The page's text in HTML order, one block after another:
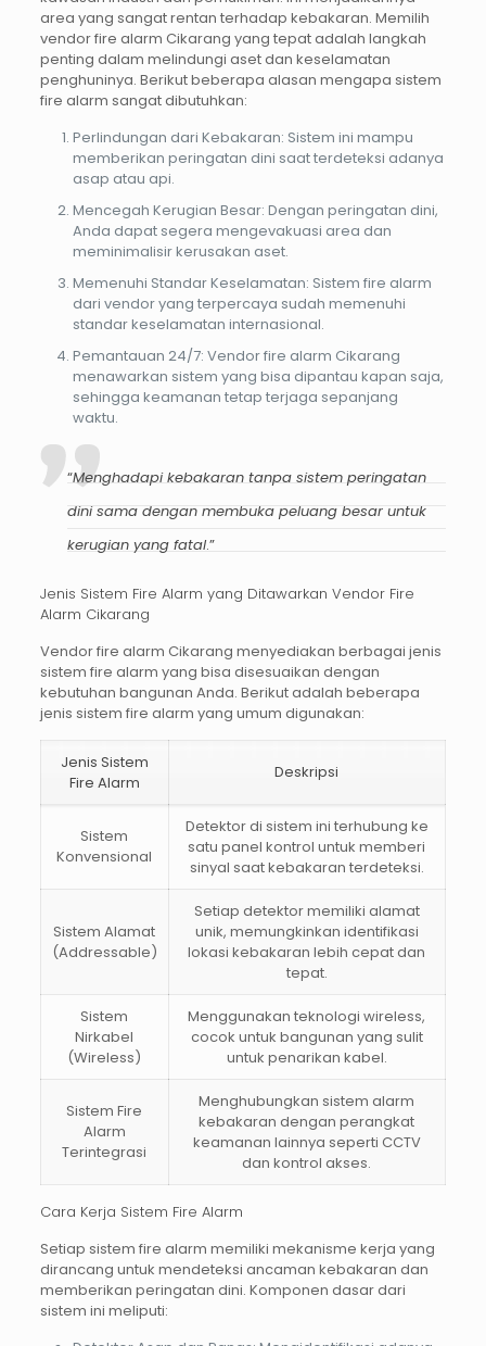
area yang sangat rentan terhadap kebakaran. Memilih
vendor fire alarm Cikarang yang tepat adalah langkah
penting dalam melindungi aset dan keselamatan
penghuninya. Berikut beberapa alasan mengapa sistem
fire alarm sangat dibutuhkan:
Perlindungan dari Kebakaran: Sistem ini mampu
memberikan peringatan dini saat terdeteksi adanya
asap atau api.
Mencegah Kerugian Besar: Dengan peringatan dini,
Anda dapat segera mengevakuasi area dan
meminimalisir kerusakan aset.
Memenuhi Standar Keselamatan: Sistem fire alarm
dari vendor yang terpercaya sudah memenuhi
standar keselamatan internasional.
Pemantauan 24/7: Vendor fire alarm Cikarang
menawarkan sistem yang bisa dipantau kapan saja,
sehingga keamanan tetap terjaga sepanjang
waktu.
“Menghadapi kebakaran tanpa sistem peringatan
dini sama dengan membuka peluang besar untuk
kerugian yang fatal.”
Jenis Sistem Fire Alarm yang Ditawarkan Vendor Fire
Alarm Cikarang
Vendor fire alarm Cikarang menyediakan berbagai jenis
sistem fire alarm yang bisa disesuaikan dengan
kebutuhan bangunan Anda. Berikut adalah beberapa
jenis sistem fire alarm yang umum digunakan:
Jenis Sistem
Fire Alarm
Deskripsi
Sistem
Konvensional
Detektor di sistem ini terhubung ke
satu panel kontrol untuk memberi
sinyal saat kebakaran terdeteksi.
Sistem Alamat
(Addressable)
Setiap detektor memiliki alamat
unik, memungkinkan identifikasi
lokasi kebakaran lebih cepat dan
tepat.
Sistem
Nirkabel
(Wireless)
Menggunakan teknologi wireless,
cocok untuk bangunan yang sulit
untuk penarikan kabel.
Sistem Fire
Alarm
Terintegrasi
Menghubungkan sistem alarm
kebakaran dengan perangkat
keamanan lainnya seperti CCTV
dan kontrol akses.
Cara Kerja Sistem Fire Alarm
Setiap sistem fire alarm memiliki mekanisme kerja yang
dirancang untuk mendeteksi ancaman kebakaran dan
memberikan peringatan dini. Komponen dasar dari
sistem ini meliputi: